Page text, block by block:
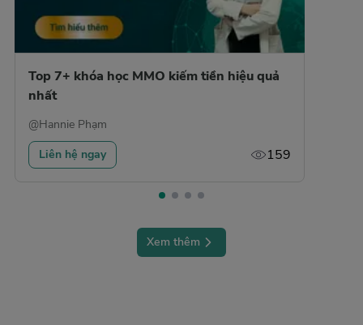
Top 7+ khóa học MMO kiếm tiền hiệu quả
nhất
@Hannie Phạm
Liên hệ ngay
159
Xem thêm